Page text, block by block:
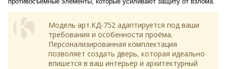
Модель арт.КД-752 адаптируется под ваши
требования и особенности проёма.
Персонализированная комплектация
позволяет создать дверь, которая идеально
впишется в ваш интерьер и архитектурный